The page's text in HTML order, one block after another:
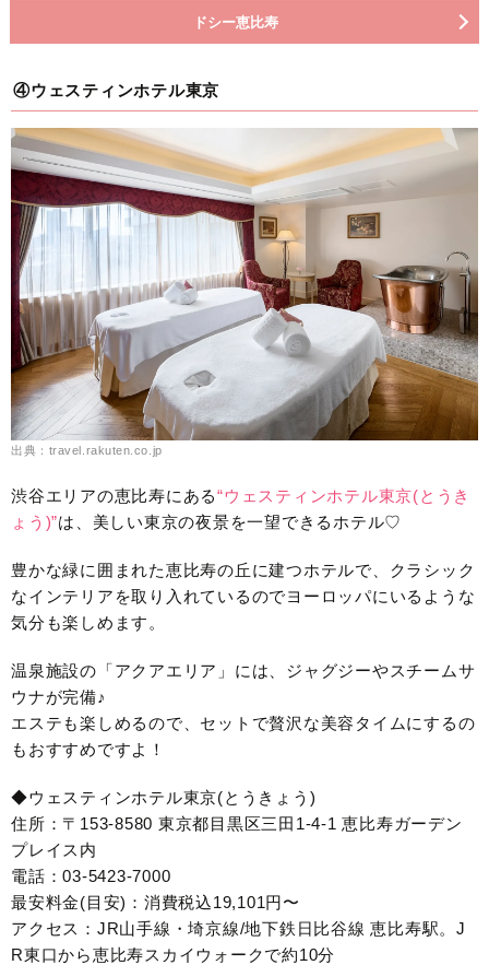
ドシー恵比寿
④ウェスティンホテル東京
出典：travel.rakuten.co.jp
渋谷エリアの恵比寿にある“ウェスティンホテル東京(とうき
ょう)”は、美しい東京の夜景を一望できるホテル♡
豊かな緑に囲まれた恵比寿の丘に建つホテルで、クラシック
なインテリアを取り入れているのでヨーロッパにいるような
気分も楽しめます。
温泉施設の「アクアエリア」には、ジャグジーやスチームサ
ウナが完備♪
エステも楽しめるので、セットで贅沢な美容タイムにするの
もおすすめですよ！
◆ウェスティンホテル東京(とうきょう)
住所：〒153-8580 東京都目黒区三田1-4-1 恵比寿ガーデン
プレイス内
電話：03-5423-7000
最安料金(目安)：消費税込19,101円〜
アクセス：JR山手線・埼京線/地下鉄日比谷線 恵比寿駅。J
R東口から恵比寿スカイウォークで約10分